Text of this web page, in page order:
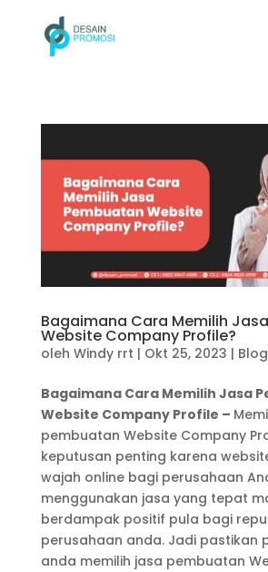
Bagaimana Cara Memilih
Website Company Profile?
oleh Windy rrt | Okt 25, 2023 | Blog
Bagaimana Cara Memilih Jasa
Website Company Profile –
pembuatan Website Company
keputusan penting karena
wajah online bagi perusahaan
menggunakan jasa yang tepat
berdampak positif pula bagi
perusahaan anda. Jadi pastikan
anda memilih jasa pembuatan